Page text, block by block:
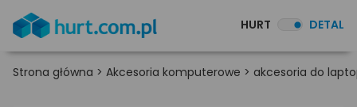
HURT DETAL
Strona główna > Akcesoria komputerowe > akcesoria do